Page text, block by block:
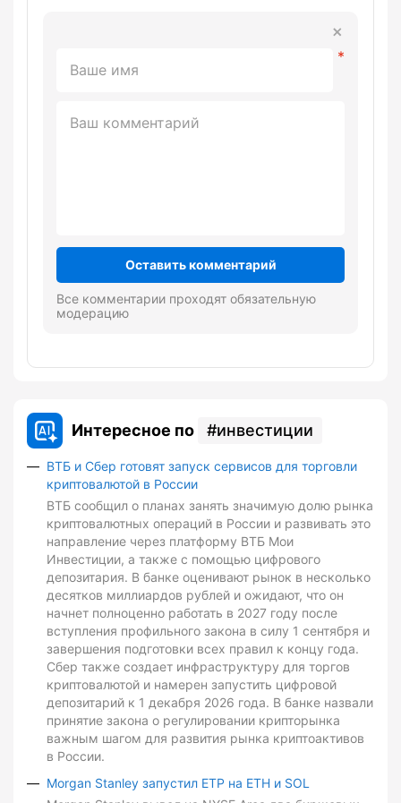
Оставить комментарий
Все комментарии проходят обязательную
модерацию
Интересное по инвестиции
ВТБ и Сбер готовят запуск сервисов для торговли
криптовалютой в России
ВТБ сообщил о планах занять значимую долю рынка
криптовалютных операций в России и развивать это
направление через платформу ВТБ Мои
Инвестиции, а также с помощью цифрового
депозитария. В банке оценивают рынок в несколько
десятков миллиардов рублей и ожидают, что он
начнет полноценно работать в 2027 году после
вступления профильного закона в силу 1 сентября и
завершения подготовки всех правил к концу года.
Сбер также создает инфраструктуру для торгов
криптовалютой и намерен запустить цифровой
депозитарий к 1 декабря 2026 года. В банке назвали
принятие закона о регулировании крипторынка
важным шагом для развития рынка криптоактивов
в России.
Morgan Stanley запустил ETP на ETH и SOL